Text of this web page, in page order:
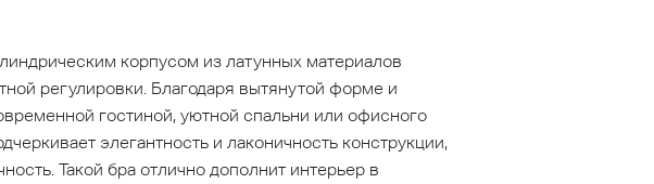
корпусом из латунных материалов
регулировки. Благодаря вытянутой форме и
гостиной, уютной спальни или офисного
элегантность и лаконичность конструкции,
Такой бра отлично дополнит интерьер в